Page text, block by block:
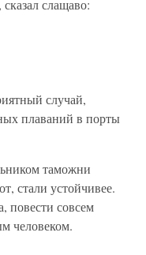
слащаво:
случай,
плаваний в порты
таможни
стали устойчивее.
повести совсем
человеком.